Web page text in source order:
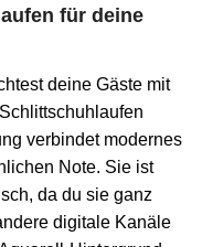
für deine
deine Gäste mit
verbindet modernes
Note. Sie ist
da du sie ganz
digitale Kanäle